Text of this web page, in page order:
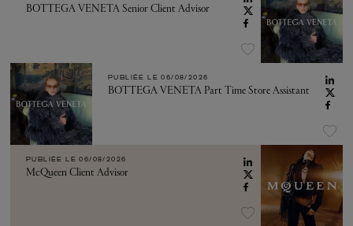
BOTTEGA VENETA Senior Client Advisor
PUBLIÉE LE 06/08/2026
BOTTEGA VENETA Part Time Store Assistant
PUBLIÉE LE 06/08/2026
McQueen Client Advisor